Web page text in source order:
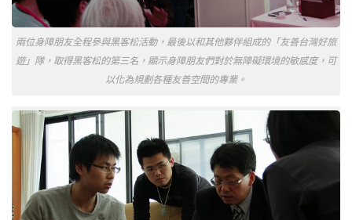
兩位身障朋友全程參與黑客松活動，最後以和其他夥伴組成的「友善台灣好旅
遊」隊，取得黑客松的第三名，顯示身障朋友們對於無障礙環境的敏感度，可
以化為規劃各種友善空間的專業。